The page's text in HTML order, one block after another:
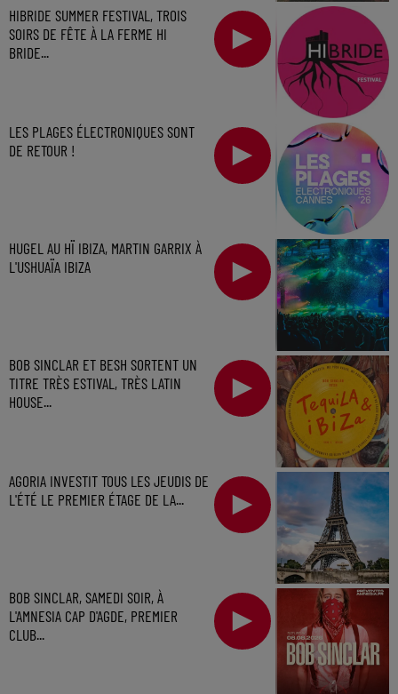
HIBRIDE SUMMER FESTIVAL, TROIS
SOIRS DE FÊTE À LA FERME HI
BRIDE...
LES PLAGES ÉLECTRONIQUES SONT
DE RETOUR !
HUGEL AU HÏ IBIZA, MARTIN GARRIX À
L'USHUAÏA IBIZA
BOB SINCLAR ET BESH SORTENT UN
TITRE TRÈS ESTIVAL, TRÈS LATIN
HOUSE...
AGORIA INVESTIT TOUS LES JEUDIS DE
L'ÉTÉ LE PREMIER ÉTAGE DE LA...
BOB SINCLAR, SAMEDI SOIR, À
L'AMNESIA CAP D'AGDE, PREMIER
CLUB...